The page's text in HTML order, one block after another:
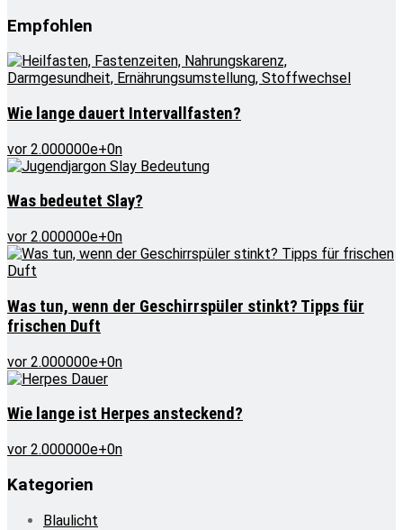
Empfohlen
Wie lange dauert Intervallfasten?
vor 2.000000e+0n
Was bedeutet Slay?
vor 2.000000e+0n
Was tun, wenn der Geschirrspüler stinkt? Tipps für
frischen Duft
vor 2.000000e+0n
Wie lange ist Herpes ansteckend?
vor 2.000000e+0n
Kategorien
Blaulicht